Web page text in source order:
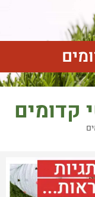
קדומים